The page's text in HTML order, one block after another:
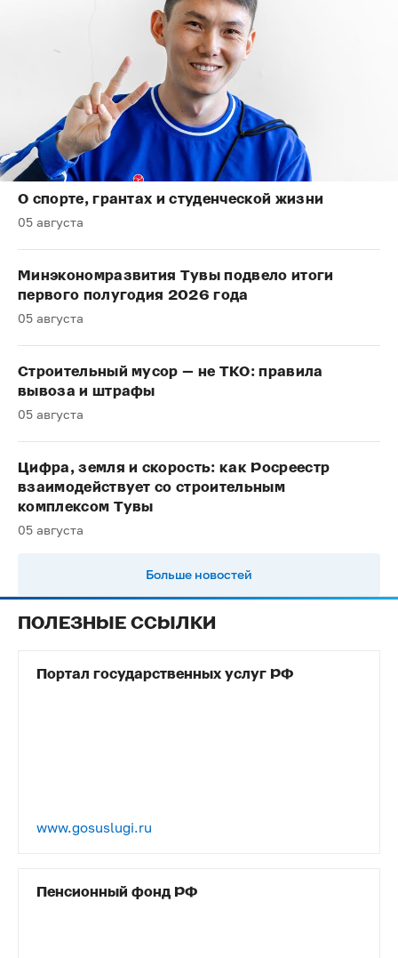
О спорте, грантах и студенческой жизни
05 августа
Минэкономразвития Тувы подвело итоги
первого полугодия 2026 года
05 августа
Строительный мусор — не ТКО: правила
вывоза и штрафы
05 августа
Цифра, земля и скорость: как Росреестр
взаимодействует со строительным
комплексом Тувы
05 августа
Больше новостей
ПОЛЕЗНЫЕ ССЫЛКИ
Портал государственных услуг РФ
www.gosuslugi.ru
Пенсионный фонд РФ